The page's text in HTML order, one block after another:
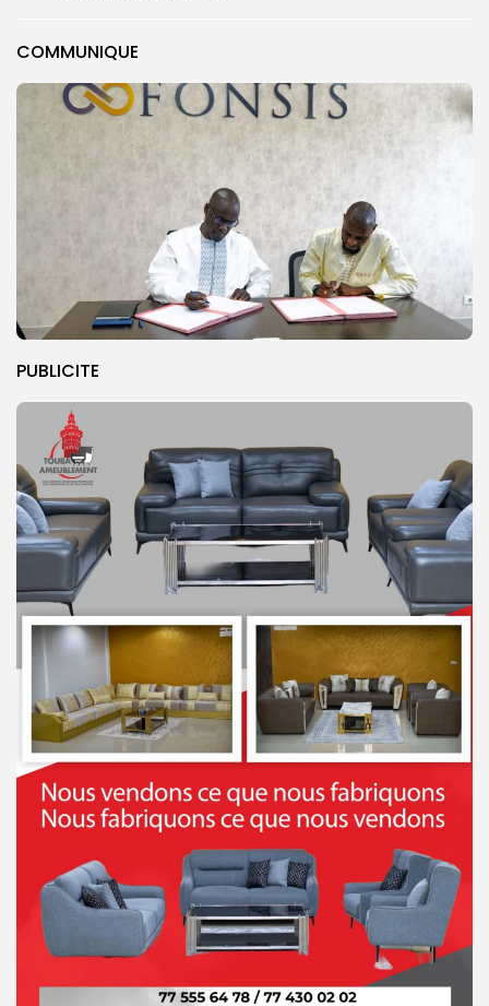
COMMUNIQUE
PUBLICITE